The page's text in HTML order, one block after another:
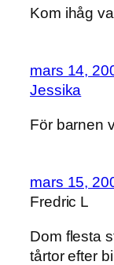
Kom ihåg
mars 14,
Jessika
För barnen
mars 15,
Fredric L
Dom flesta
tårtor efter